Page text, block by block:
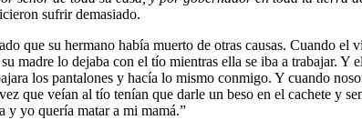
sufrir demasiado.
que su hermano había muerto de otras causas. Cuando el
madre lo dejaba con el tío mientras ella se iba a trabajar. Y
los pantalones y hacía lo mismo conmigo. Y cuando
que veían al tío tenían que darle un beso en el cachete y
y yo quería matar a mi mamá.”